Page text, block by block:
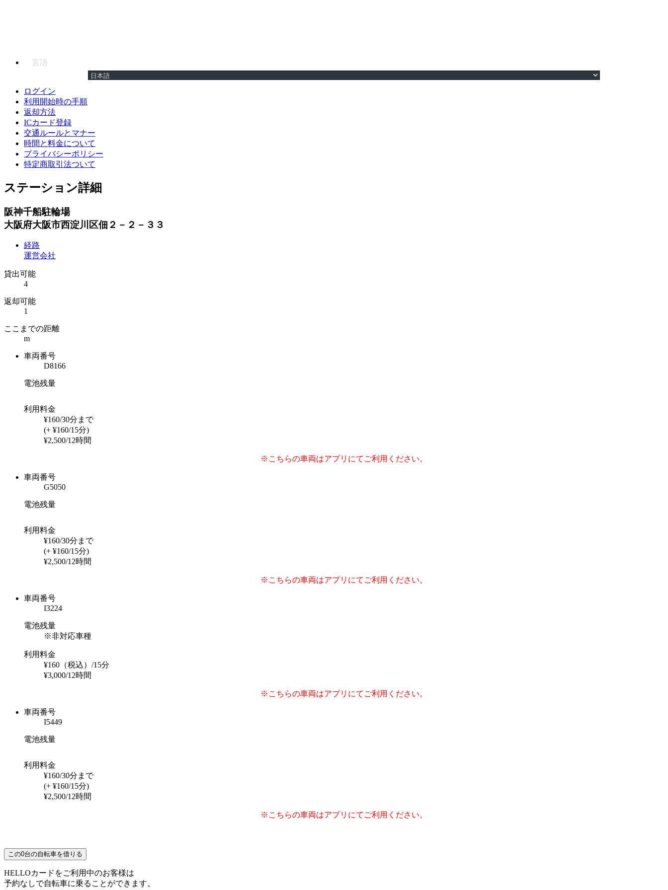
言語
ログイン
利用開始時の手順
返却方法
ICカード登録
交通ルールとマナー
時間と料金について
プライバシーポリシー
特定商取引法ついて
ステーション詳細
阪神千船駐輪場
大阪府大阪市西淀川区佃２－２－３３
経路
運営会社
貸出可能
4
返却可能
1
ここまでの距離
m
車両番号
D8166
電池残量
利用料金
¥160/30分まで
(+ ¥160/15分)
¥2,500/12時間
※こちらの車両はアプリにてご利用ください。
車両番号
G5050
電池残量
利用料金
¥160/30分まで
(+ ¥160/15分)
¥2,500/12時間
※こちらの車両はアプリにてご利用ください。
車両番号
I3224
電池残量
※非対応車種
利用料金
¥160（税込）/15分
¥3,000/12時間
※こちらの車両はアプリにてご利用ください。
車両番号
I5449
電池残量
利用料金
¥160/30分まで
(+ ¥160/15分)
¥2,500/12時間
※こちらの車両はアプリにてご利用ください。
この0台の自転車を借りる
HELLOカードをご利用中のお客様は
予約なしで自転車に乗ることができます。